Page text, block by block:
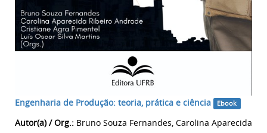
Engenharia de Produção: teoria, prática e ciência Ebook
Autor(a) / Org.: Bruno Souza Fernandes, Carolina Aparecida